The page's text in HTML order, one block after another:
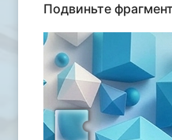
Подвиньте